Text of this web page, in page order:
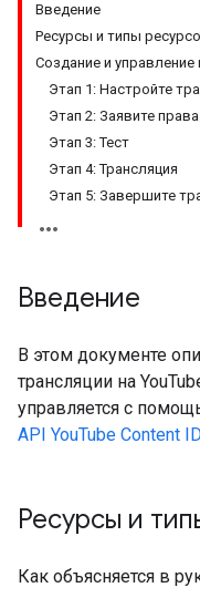
Введение
Ресурсы и типы
Создание и
Этап 1: Настройте
Этап 2: Заявите
Этап 3: Тест
Этап 4: Трансляция
Этап 5: Завершите
Введение
В этом документе
трансляции на
управляется с
API YouTube Content
Ресурсы и
Как объясняется в